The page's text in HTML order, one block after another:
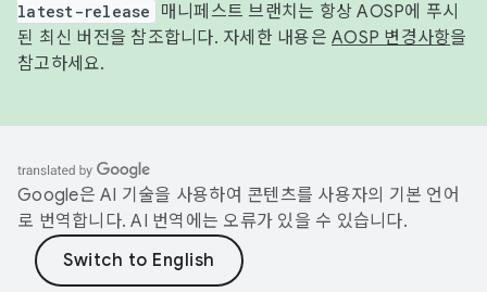
latest-release
매니페스트 브랜치는 항상 AOSP에 푸시
된 최신 버전을 참조합니다. 자세한 내용은 AOSP 변경사항을
참고하세요.
Google은 AI 기술을 사용하여 콘텐츠를 사용자의 기본 언어
로 번역합니다. AI 번역에는 오류가 있을 수 있습니다.